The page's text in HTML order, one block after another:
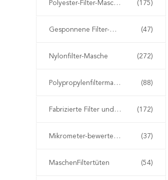
Polyester-Filter-Masche (175)
Gesponnene Filter-Masche (47)
Nylonfilter-Masche (272)
Polypropylenfiltermasche (88)
Fabrizierte Filter und Schirme (172)
Mikrometer-bewertete Filtertüten (37)
MaschenFiltertüten (54)